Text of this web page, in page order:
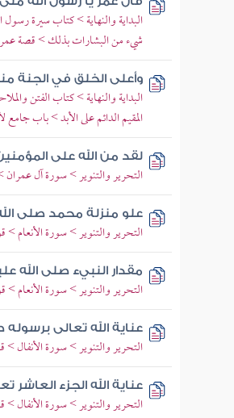
البداية والنهاية > كتاب سيرة
شيء من البشارات بذلك > قصة
وأعلى الخلق في الجنة
البداية والنهاية > كتاب الفتن
المقيم الدائم على الأبد > باب
لقد من الله على
التحرير والتنوير > سورة آل عمران
علو منزلة محمد صلى
التحرير والتنوير > سورة الأنعام >
مقدار النبيء صلى الله
التحرير والتنوير > سورة الأنعام
عناية الله تعالى
التحرير والتنوير > سورة الأنفال
عناية الله الجزء
التحرير والتنوير > سورة الأنفال